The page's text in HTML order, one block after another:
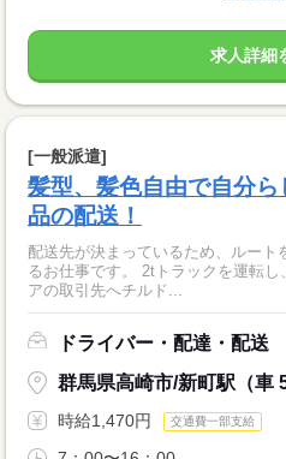
求人詳細
[一般派遣]
髪型、髪色自由で自分
品の配送！
配送先が決まっているため、ルート
るお仕事です。 2tトラックを運転
アの取引先へチルド...
ドライバー・配達・配送
群馬県高崎市/新町駅（車 5
時給1,470円 交通費一部支給